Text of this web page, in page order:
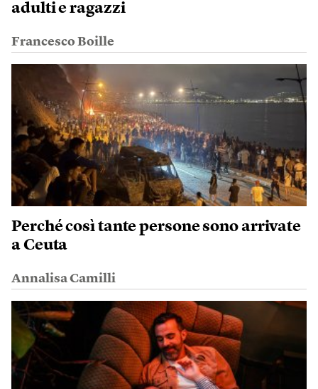
adulti e ragazzi
Francesco Boille
Perché così tante persone sono arrivate
a Ceuta
Annalisa Camilli